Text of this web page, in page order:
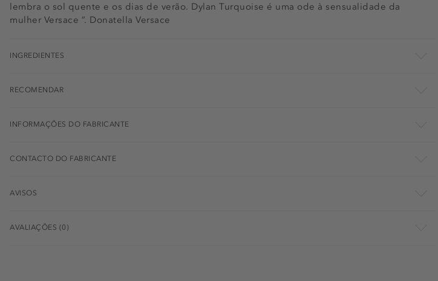
lembra o sol quente e os dias de verão. Dylan Turquoise é uma ode à sensualidade da
mulher Versace ”. Donatella Versace
INGREDIENTES
RECOMENDAR
INFORMAÇÕES DO FABRICANTE
CONTACTO DO FABRICANTE
AVISOS
AVALIAÇÕES (0)